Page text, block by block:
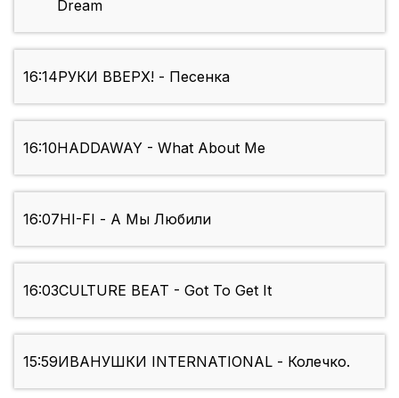
Dream
16:14РУКИ ВВЕРХ! - Песенка
16:10HADDAWAY - What About Me
16:07HI-FI - А Мы Любили
16:03CULTURE BEAT - Got To Get It
15:59ИВАНУШКИ INTERNATIONAL - Колечко.